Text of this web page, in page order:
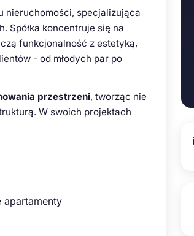
nieruchomości, specjalizująca
Spółka koncentruje się na
funkcjonalność z estetyką,
- od młodych par po
przestrzeni, tworząc nie
W swoich projektach